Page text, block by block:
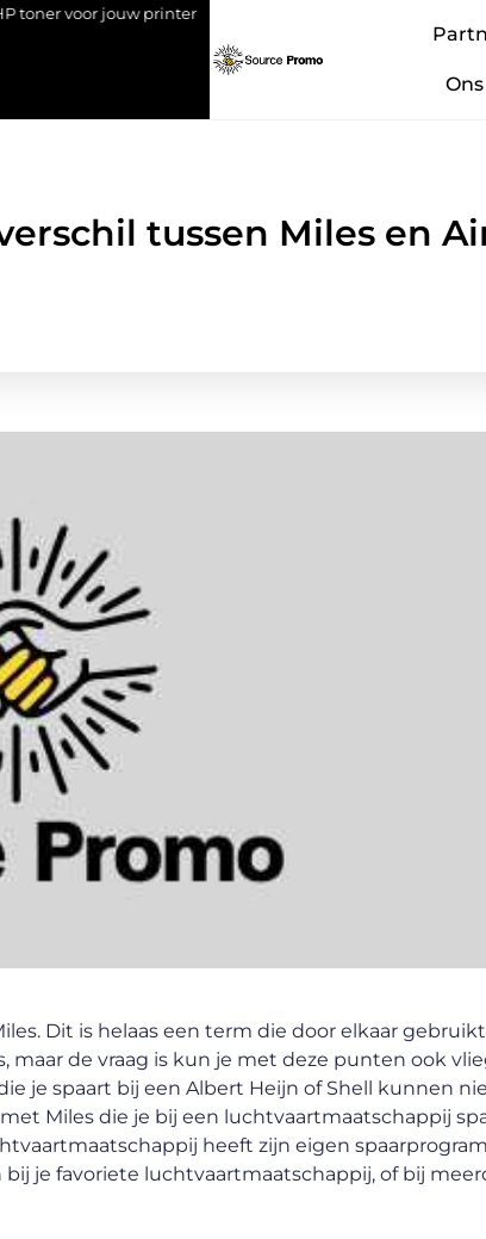
jouw printer Bedrijf overdragen aan je kind: een stap
tussen Miles en
Dit is helaas een term die door elkaar
de vraag is kun je met deze punten ook
je spaart bij een Albert Heijn of Shell kunnen
Miles die je bij een luchtvaartmaatschappij
heeft zijn eigen
je favoriete luchtvaartmaatschappij, of bij